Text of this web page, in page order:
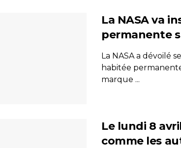
La NASA va
permanente
La NASA a dévoilé
habitée
marque ...
Le lundi 8
comme les